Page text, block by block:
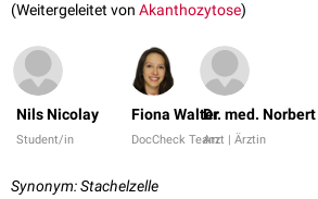
(Weitergeleitet von Akanthozytose)
Nils Nicolay
Student/in
Fiona Walter
DocCheck Team
Dr. med.
Arzt | Ärztin
Synonym: Stachelzelle